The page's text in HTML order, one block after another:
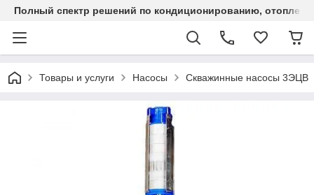
Полный спектр решений по кондиционированию,
Товары и услуги Насосы Скважинные насосы 3ЭЦВ